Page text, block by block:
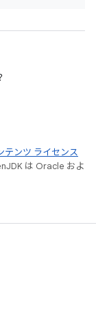
テンツ ライセンス
は Oracle およ